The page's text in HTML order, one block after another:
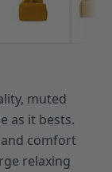
muted
as it bests.
comfort
relaxing